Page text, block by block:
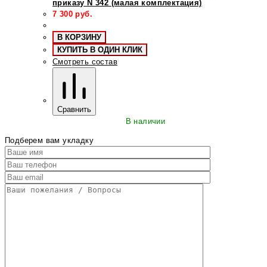
приказу N 342 (малая комплектация)
7 300 руб.
В КОРЗИНУ
КУПИТЬ В ОДИН КЛИК
Смотреть состав
Сравнить
В наличии
Подберем вам укладку